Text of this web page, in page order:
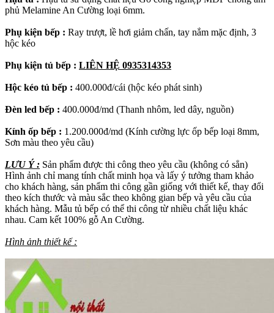
phủ Melamine An Cường loại 6mm.
Phụ kiện bếp : Ray trượt, lề hơi giảm chấn, tay nắm mặc định, 3
hộc kéo
Phụ kiện tủ bếp : LIÊN HỆ 0935314353
Hộc kéo tủ bếp : 400.000đ/cái (hộc kéo phát sinh)
Đèn led bếp : 400.000đ/md (Thanh nhôm, led dây, nguồn)
Kính ốp bếp : 1.200.000đ/md (Kính cường lực ốp bếp loại 8mm,
Sơn màu theo yêu cầu)
LƯU Ý : Sản phẩm được thi công theo yêu cầu (không có sẳn)
Hình ảnh chỉ mang tính chất minh họa và lấy ý tưởng tham khảo
cho khách hàng, sản phẩm thi công gần giống với thiết kế, thay đổi
theo kích thước và màu sắc theo không gian bếp và yêu cầu của
khách hàng. Mẫu tủ bếp có thể thi công từ nhiều chất liệu khác
nhau. Cam kết 100% gỗ An Cường.
Hình ảnh thiết kế :